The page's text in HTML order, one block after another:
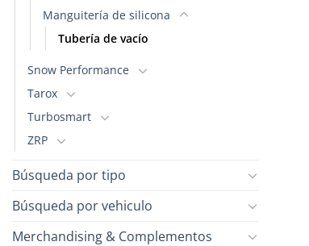
Manguitería de silicona
Tubería de vacío
Snow Performance
Tarox
Turbosmart
ZRP
Búsqueda por tipo
Búsqueda por vehiculo
Merchandising & Complementos